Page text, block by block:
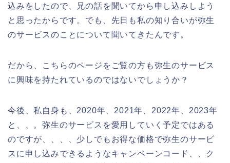
込みをしたので、兄の話を聞いてから申し込みしよう
と思ったからです。でも、先日も私の知り合いが弥生
のサービスのことについて聞いてきたんです。
だから、こちらのページをご覧の方も弥生のサービス
に興味を持たれているのではないでしょうか？
今後、私自身も、2020年、2021年、2022年、2023年
と、、。弥生のサービスを愛用していく予定ではある
のですが、、、、少しでもお得な価格で弥生のサービ
スに申し込みできるようなキャンペーンコード、、ク